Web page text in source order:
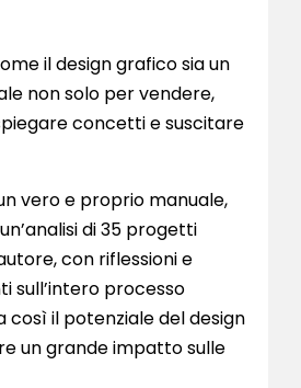
il design grafico sia un
non solo per vendere,
concetti e suscitare
vero e proprio manuale,
di 35 progetti
con riflessioni e
sull’intero processo
così il potenziale del design
un grande impatto sulle